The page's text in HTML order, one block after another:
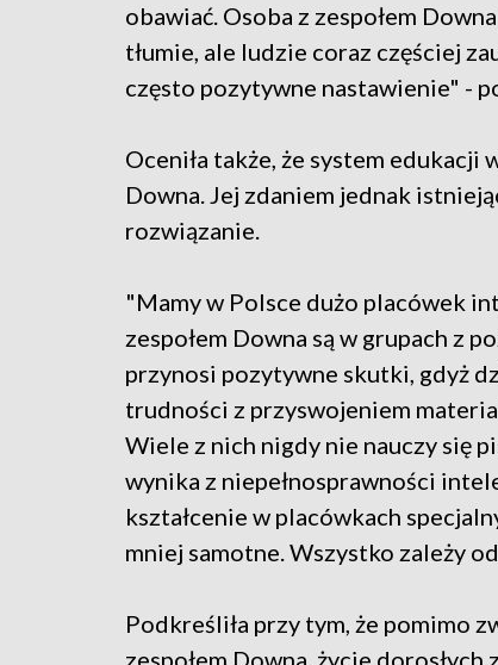
obawiać. Osoba z zespołem
tłumie, ale ludzie coraz częściej
często pozytywne nastawienie" -
Oceniła także, że system edukacji
Downa. Jej zdaniem jednak
rozwiązanie.
"Mamy w Polsce dużo placówek
zespołem Downa są w grupach z
przynosi pozytywne skutki, gdyż
trudności z przyswojeniem
Wiele z nich nigdy nie nauczy się
wynika z niepełnosprawności
kształcenie w placówkach
mniej samotne. Wszystko zależy
Podkreśliła przy tym, że pomimo